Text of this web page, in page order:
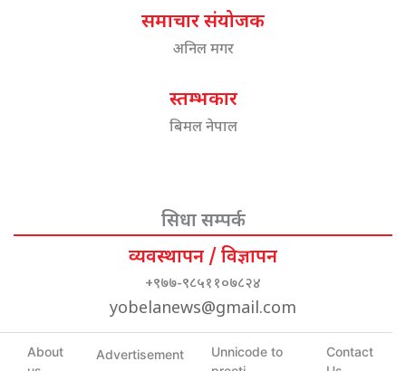
समाचार संयोजक
अनिल मगर
स्तम्भकार
बिमल नेपाल
सिधा सम्पर्क
व्यवस्थापन / विज्ञापन
+९७७-९८५११०७८२४
yobelanews@gmail.com
About
Advertisement
Unnicode to
Contact